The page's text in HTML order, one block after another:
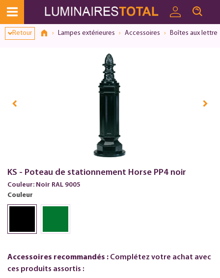
Retour Lampes extérieures Accessoires Boîtes aux
KS - Poteau de stationnement Horse PP4 noir
Couleur: Noir RAL 9005
Couleur
Accessoires recommandés : Complétez votre achat avec
ces produits assortis :